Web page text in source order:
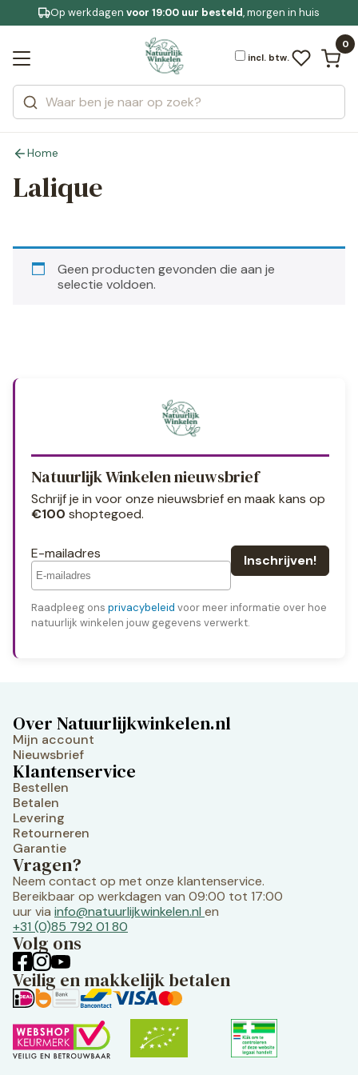
Gratis bezorging
Jouw bewuste leefstijl
Op werkdagenvoor 19:00 uur besteld, morgen in huis
incl. btw.
0
Zoeken
Categorieën
Merken
Bekijk alle resultaten
Home
Lalique
Geen producten gevonden die aan je
selectie voldoen.
Natuurlijk Winkelen nieuwsbrief
Schrijf je in voor onze nieuwsbrief en maak kans op
€100 shoptegoed.
E-mailadres
Raadpleeg ons privacybeleid voor meer informatie over hoe
natuurlijk winkelen jouw gegevens verwerkt.
Over Natuurlijkwinkelen.nl
Mijn account
Nieuwsbrief
Klantenservice
Bestellen
Betalen
Levering
Retourneren
Garantie
Vragen?
Neem contact op met onze klantenservice.
Bereikbaar op werkdagen van 09:00 tot 17:00
uur via info@natuurlijkwinkelen.nl en
+31 (0)85 792 01 80
Volg ons
Veilig en makkelijk betalen